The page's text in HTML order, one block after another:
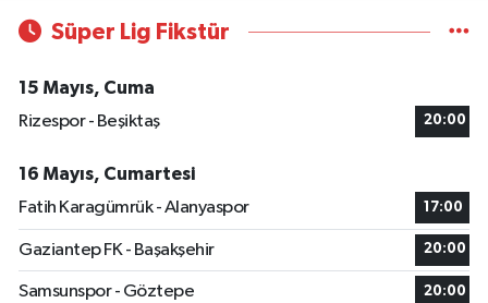
Süper Lig Fikstür
15 Mayıs, Cuma
Rizespor - Beşiktaş
20:00
16 Mayıs, Cumartesi
Fatih Karagümrük - Alanyaspor
17:00
Gaziantep FK - Başakşehir 20:00
Samsunspor - Göztepe 20:00